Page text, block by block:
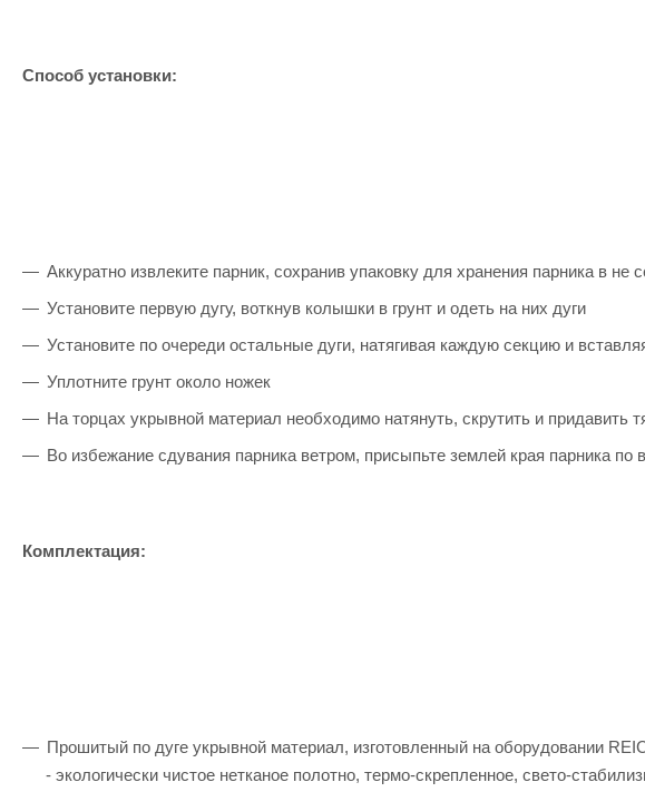
Способ установки:
Аккуратно извлеките парник, сохранив упаковку для хранения парника в не
Установите первую дугу, воткнув колышки в грунт и одеть на них дуги
Установите по очереди остальные дуги, натягивая каждую секцию и
Уплотните грунт около ножек
На торцах укрывной материал необходимо натянуть, скрутить и придавить
Во избежание сдувания парника ветром, присыпьте землей края парника по
Комплектация:
Прошитый по дуге укрывной материал, изготовленный на оборудовании
- экологически чистое нетканое полотно, термо-скрепленное, свето-